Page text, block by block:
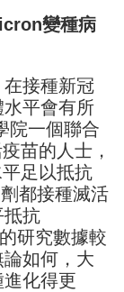
變種病
接種新冠
平會有所
院一個聯合
苗的人士，
足以抵抗
都接種滅活
抵抗
研究數據較
如何，大
化得更